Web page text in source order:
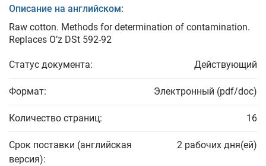
Описание на английском:
Raw cotton. Methods for determination of contamination.
Replaces O’z DSt 592-92
Статус документа: Действующий
Формат: Электронный (pdf/doc)
Количество страниц: 16
Срок поставки (английская
версия):
2 рабочих дня(ей)